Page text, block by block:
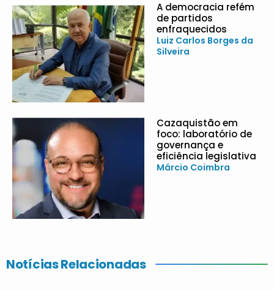
A democracia refém
de partidos
enfraquecidos
Luiz Carlos Borges da
Silveira
Cazaquistão em
foco: laboratório de
governança e
eficiência legislativa
Márcio Coimbra
Notícias Relacionadas